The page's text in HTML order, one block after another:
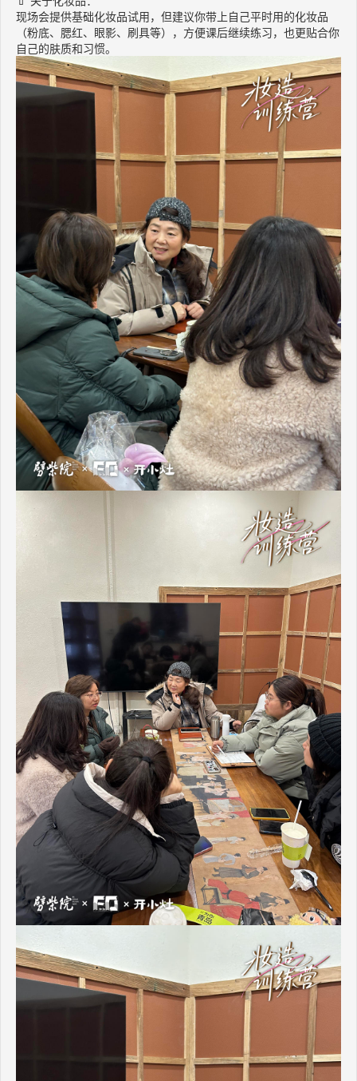
现场会提供基础化妆品试用，但建议你带上自己平时用的化妆品
（粉底、腮红、眼影、刷具等），方便课后继续练习，也更贴合你
自己的肤质和习惯。